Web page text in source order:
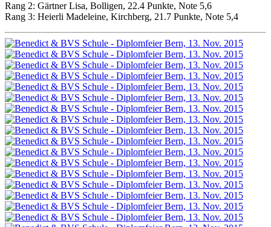
Rang 2: Gärtner Lisa, Bolligen, 22.4 Punkte, Note 5,6
Rang 3: Heierli Madeleine, Kirchberg, 21.7 Punkte, Note 5,4